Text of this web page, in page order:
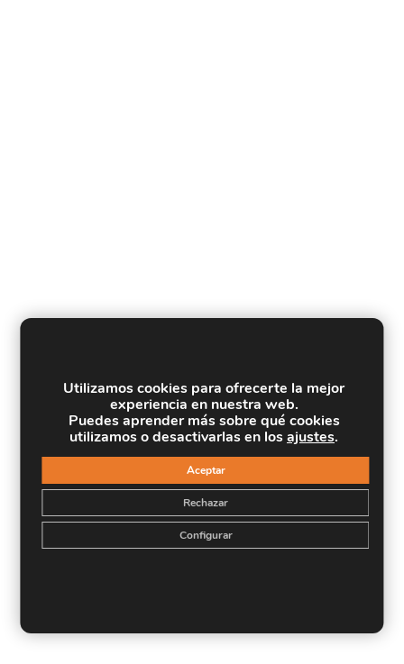
Utilizamos cookies para ofrecerte la mejor
experiencia en nuestra web.
Puedes aprender más sobre qué cookies
utilizamos o desactivarlas en losajustes.
Aceptar
Rechazar
Configurar